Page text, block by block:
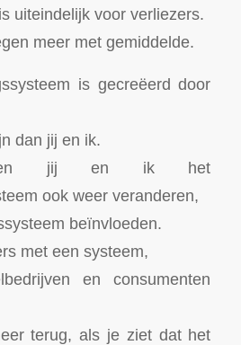
uiteindelijk voor verliezers.
meer met gemiddelde.
is gecreëerd door
dan jij en ik.
jij en ik het
ook weer veranderen,
beïnvloeden.
met een systeem,
en consumenten
terug, als je ziet dat het